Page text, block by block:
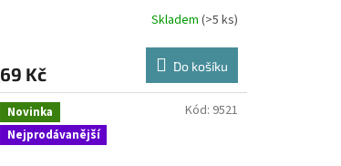
Skladem (>5 ks)
69 Kč Do košíku
Novinka
Nejprodávanější
Kód: 9521